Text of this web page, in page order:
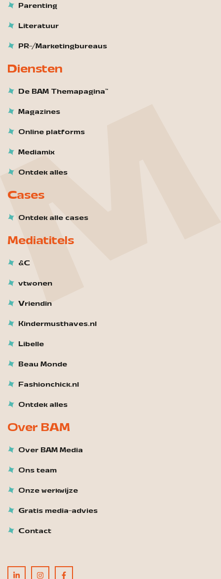
Parenting
Literatuur
PR-/Marketingbureaus
Diensten
De BAM Themapagina™
Magazines
Online platforms
Mediamix
Ontdek alles
Cases
Ontdek alle cases
Mediatitels
&C
vtwonen
Vriendin
Kindermusthaves.nl
Libelle
Beau Monde
Fashionchick.nl
Ontdek alles
Over BAM
Over BAM Media
Ons team
Onze werkwijze
Gratis media-advies
Contact